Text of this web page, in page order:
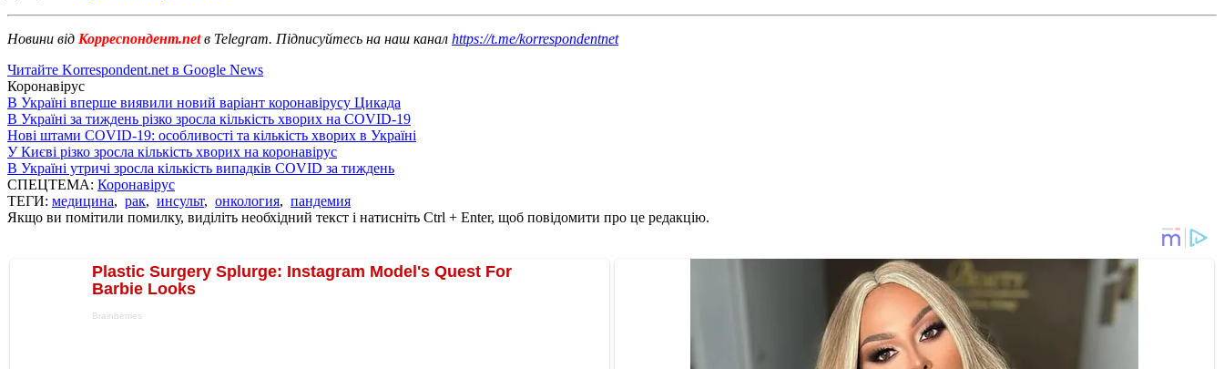
Новини від Корреспондент.netв Telegram. Підписуйтесь на наш канал https://t.me/korrespondentnet
Читайте Korrespondent.net в Google News
Коронавірус
В Україні вперше виявили новий варіант коронавірусу Цикада
В Україні за тиждень різко зросла кількість хворих на COVID-19
Нові штами COVID-19: особливості та кількість хворих в Україні
У Києві різко зросла кількість хворих на коронавірус
В Україні утричі зросла кількість випадків COVID за тиждень
СПЕЦТЕМА: Коронавірус
ТЕГИ: медицина, рак, инсульт, онкология, пандемия
Якщо ви помітили помилку, виділіть необхідний текст і натисніть Ctrl + Enter, щоб повідомити про це редакцію.